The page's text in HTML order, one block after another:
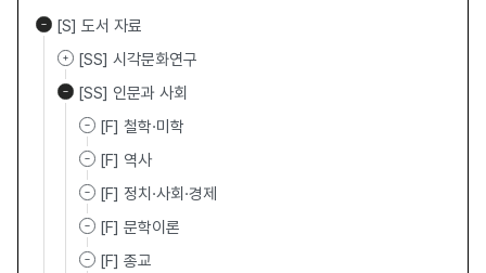
[S] 도서 자료
[SS] 시각문화연구
[SS] 인문과 사회
[F] 철학·미학
[F] 역사
[F] 정치·사회·경제
[F] 문학이론
[F] 종교